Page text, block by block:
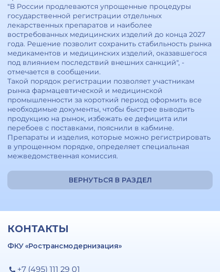
"В России продлеваются упрощенные процедуры
государственной регистрации отдельных
лекарственных препаратов и наиболее
востребованных медицинских изделий до конца 2027
года. Решение позволит сохранить стабильность рынка
медикаментов и медицинских изделий, оказавшегося
под влиянием последствий внешних санкций", -
отмечается в сообщении.
Такой порядок регистрации позволяет участникам
рынка фармацевтической и медицинской
промышленности за короткий период оформить все
необходимые документы, чтобы быстрее выводить
продукцию на рынок, избежать ее дефицита или
перебоев с поставками, пояснили в кабмине.
Препараты и изделия, которые можно регистрировать
в упрощенном порядке, определяет специальная
межведомственная комиссия.
ВЕРНУТЬСЯ В РАЗДЕЛ
КОНТАКТЫ
ФКУ «Ространсмодернизация»
+7 (495) 111 29 01